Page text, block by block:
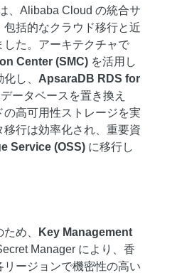
、Alibaba Cloud の統合サ
包括的なクラウド移行と近
た。アーキテクチャで
Center (SMC)を活用し
し、 ApsaraDB RDS for
ータベースを置き換え
の高可用性ストレージを実
行は効率化され、重要資
Service (OSS)に移行し
め、
Key Management
Manager により、香
ージョンで機密性の高い